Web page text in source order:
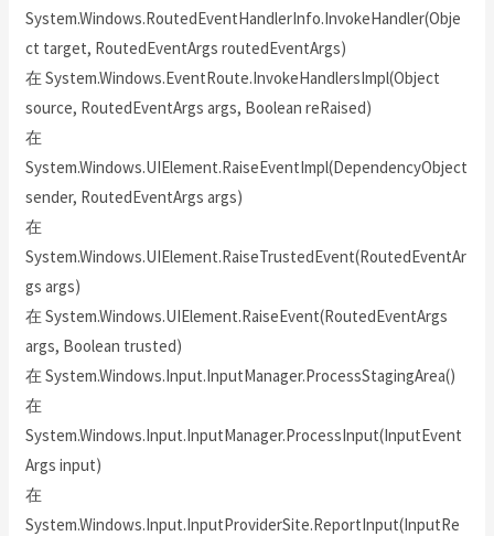
System.Windows.RoutedEventHandlerInfo.InvokeHandler(Obje
ct target, RoutedEventArgs routedEventArgs)
在 System.Windows.EventRoute.InvokeHandlersImpl(Object
source, RoutedEventArgs args, Boolean reRaised)
在
System.Windows.UIElement.RaiseEventImpl(DependencyObject
sender, RoutedEventArgs args)
在
System.Windows.UIElement.RaiseTrustedEvent(RoutedEventAr
gs args)
在 System.Windows.UIElement.RaiseEvent(RoutedEventArgs
args, Boolean trusted)
在 System.Windows.Input.InputManager.ProcessStagingArea()
在
System.Windows.Input.InputManager.ProcessInput(InputEvent
Args input)
在
System.Windows.Input.InputProviderSite.ReportInput(InputRe